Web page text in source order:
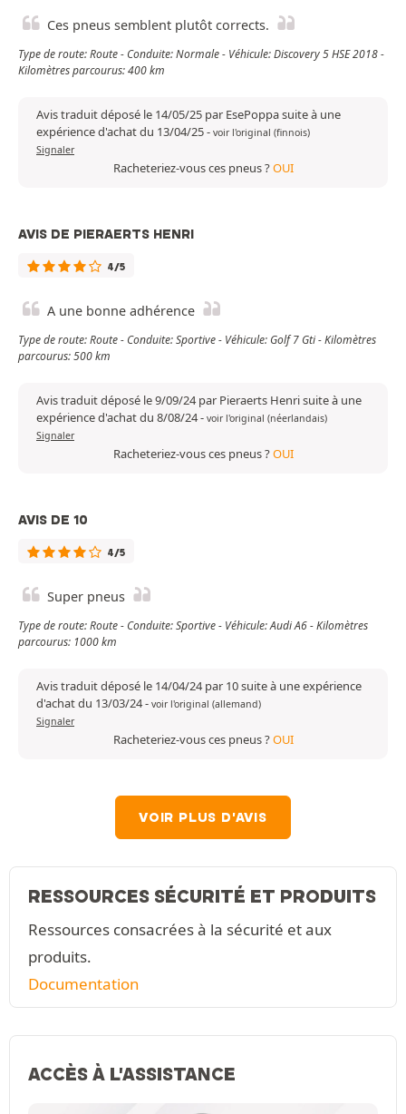
Ces pneus semblent plutôt corrects.
Type de route: Route - Conduite: Normale - Véhicule: Discovery 5 HSE 2018 -
Kilomètres parcourus: 400 km
Avis traduit déposé le 14/05/25 par EsePoppa suite à une
expérience d'achat du 13/04/25- voir l'original (finnois)
Signaler
Racheteriez-vous ces pneus ?OUI
AVIS DE PIERAERTS HENRI
4/5
A une bonne adhérence
Type de route: Route - Conduite: Sportive - Véhicule: Golf 7 Gti - Kilomètres
parcourus: 500 km
Avis traduit déposé le 9/09/24 par Pieraerts Henri suite à une
expérience d'achat du 8/08/24- voir l'original (néerlandais)
Signaler
Racheteriez-vous ces pneus ?OUI
AVIS DE 10
4/5
Super pneus
Type de route: Route - Conduite: Sportive - Véhicule: Audi A6 - Kilomètres
parcourus: 1000 km
Avis traduit déposé le 14/04/24 par 10 suite à une expérience
d'achat du 13/03/24- voir l'original (allemand)
Signaler
Racheteriez-vous ces pneus ?OUI
VOIR PLUS D'AVIS
RESSOURCES SÉCURITÉ ET PRODUITS
Ressources consacrées à la sécurité et aux
produits.
Documentation
ACCÈS À L'ASSISTANCE